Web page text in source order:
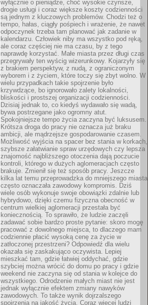
wyłącznie o pieniądze, choć wysokie czynsze,
drogie usługi i coraz większe koszty codzienności
są jednym z kluczowych problemów. Chodzi też o
tempo, hałas, ciągły pośpiech i wrażenie, że nawet
odpoczynek trzeba tam planować jak zadanie w
kalendarzu. Człowiek niby ma wszystko pod ręką,
ale coraz częściej nie ma czasu, by z tego
naprawdę korzystać. Małe miasta przez długi czas
przegrywały ten wyścig wizerunkowy. Kojarzyły się
z brakiem perspektyw, z nudą, z ograniczonym
wyborem i z życiem, które toczy się zbyt wolno. W
wielu przypadkach takie spojrzenie było
krzywdzące, bo ignorowało zalety lokalności,
bliskości i prostszej organizacji codzienności.
Dzisiaj jednak to, co kiedyś wydawało się wadą,
bywa postrzegane jako ogromny atut.
Spokojniejsze tempo życia zaczyna być luksusem.
Krótsza droga do pracy nie oznacza już braku
ambicji, ale mądrzejsze gospodarowanie czasem.
Możliwość wyjścia na spacer bez stania w korkach,
szybsze załatwianie spraw urzędowych czy lepsza
znajomość najbliższego otoczenia dają poczucie
kontroli, którego w dużych aglomeracjach często
brakuje. Zmienił się też sposób pracy. Jeszcze
kilka lat temu przeprowadzka do mniejszego miasta
często oznaczała zawodowy kompromis. Dziś
wiele osób wykonuje swoje obowiązki zdalnie lub
hybrydowo, dzięki czemu fizyczna obecność w
centrum wielkiej aglomeracji przestała być
koniecznością. To sprawiło, że ludzie zaczęli
zadawać sobie bardzo proste pytanie: skoro mogę
pracować z dowolnego miejsca, to dlaczego mam
codziennie płacić wysoką cenę za życie w
zatłoczonej przestrzeni? Odpowiedź dla wielu
okazała się zaskakująco oczywista. Lepiej
mieszkać tam, gdzie łatwiej oddychać, gdzie
szybciej można wrócić do domu po pracy i gdzie
weekend nie zaczyna się od stania w kolejce do
wszystkiego. Odrodzenie małych miast nie jest
jednak wyłącznie efektem zmiany nawyków
zawodowych. To także wynik dojrzalszego
spojrzenia na jakość życia. Coraz więcej ludzi